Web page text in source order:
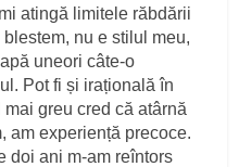
atingă limitele răbdării
nu e stilul meu,
uneori câte-o
Pot fi și irațională în
greu cred că atârnă
am experiență precoce.
doi ani m-am reîntors